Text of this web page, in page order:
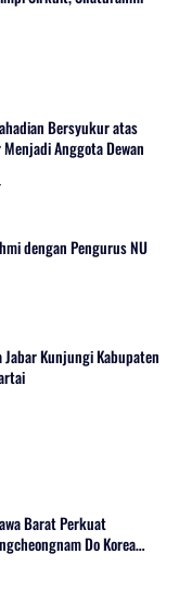
Bersyukur atas
Anggota Dewan
dengan Pengurus NU
Kunjungi Kabupaten
Barat Perkuat
Do Korea